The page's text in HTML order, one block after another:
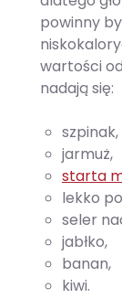
powinny
wartości
nadają się:
szpinak,
jarmuż,
starta
lekko
seler
jabłko,
banan,
kiwi.